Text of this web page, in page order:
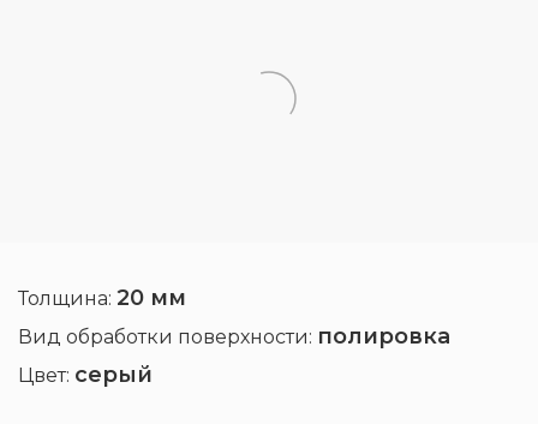
Толщина: 20 мм
Вид обработки поверхности: полировка
Цвет: серый